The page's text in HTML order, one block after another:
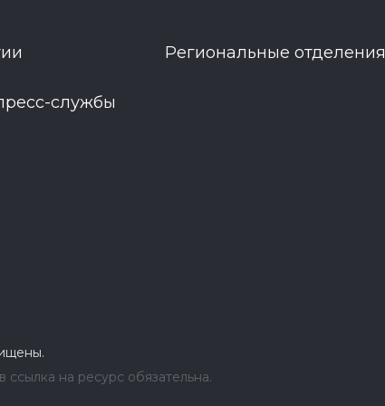
Региональные отделения
службы
на ресурс обязательна.